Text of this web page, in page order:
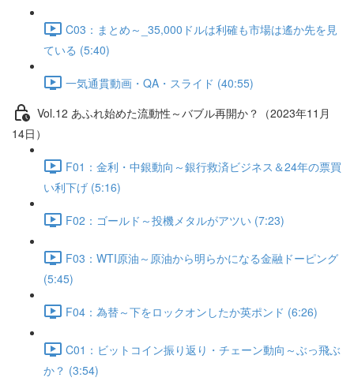
C03：まとめ～_35,000ドルは利確も市場は遙か先を見
ている (5:40)
一気通貫動画・QA・スライド (40:55)
Vol.12 あふれ始めた流動性～バブル再開か？（2023年11月
14日）
F01：金利・中銀動向～銀行救済ビジネス＆24年の票買
い利下げ (5:16)
F02：ゴールド～投機メタルがアツい (7:23)
F03：WTI原油～原油から明らかになる金融ドーピング
(5:45)
F04：為替～下をロックオンしたか英ポンド (6:26)
C01：ビットコイン振り返り・チェーン動向～ぶっ飛ぶ
か？ (3:54)